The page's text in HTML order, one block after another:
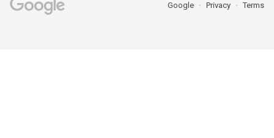
Google Privacy Terms